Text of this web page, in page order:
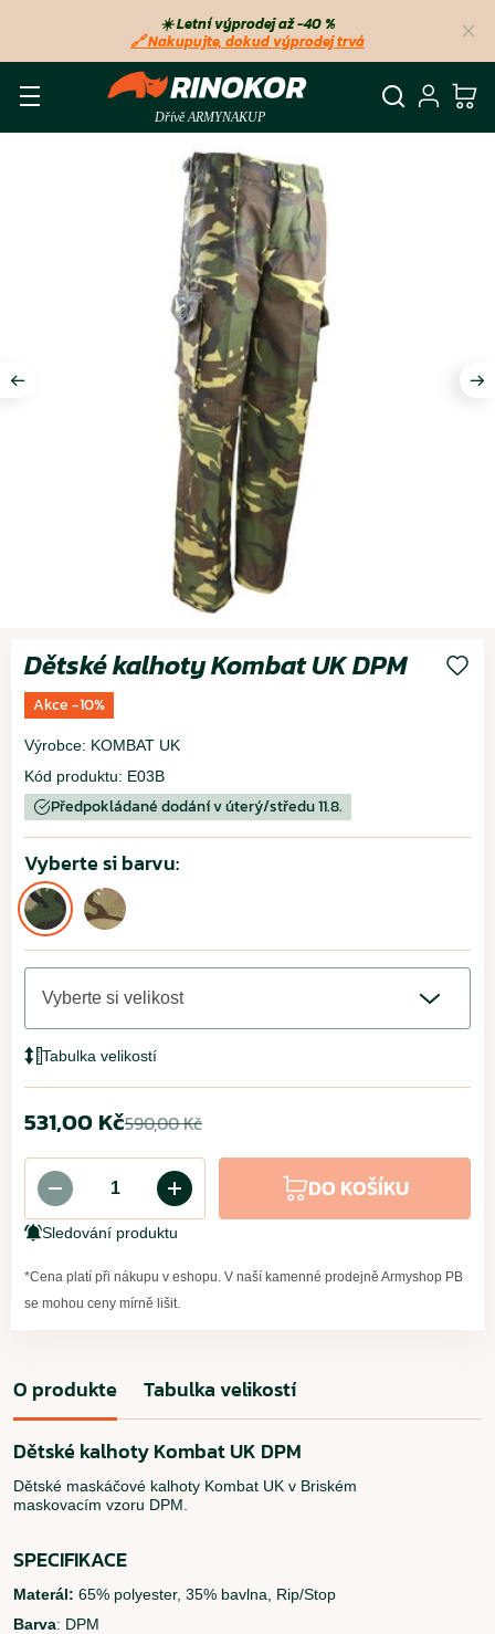
☀️ Letní výprodej až −40 %
🔗 Nakupujte, dokud výprodej trvá
Dětské kalhoty Kombat UK DPM
Akce -10%
Výrobce: KOMBAT UK
Kód produktu: E03B
Předpokládané dodání v úterý/středu 11.8.
Vyberte si barvu:
Vyberte si velikost
Tabulka velikostí
531,00 Kč590,00 Kč
DO KOŠÍKU
Sledování produktu
*Cena platí při nákupu v eshopu. V naší kamenné prodejně Armyshop PB
se mohou ceny mírně lišit.
O produkte Tabulka velikostí
Dětské kalhoty Kombat UK DPM
Dětské maskáčové kalhoty Kombat UK v Briském
maskovacím vzoru DPM.
SPECIFIKACE
Materál: 65% polyester, 35% bavlna, Rip/Stop
Barva: DPM